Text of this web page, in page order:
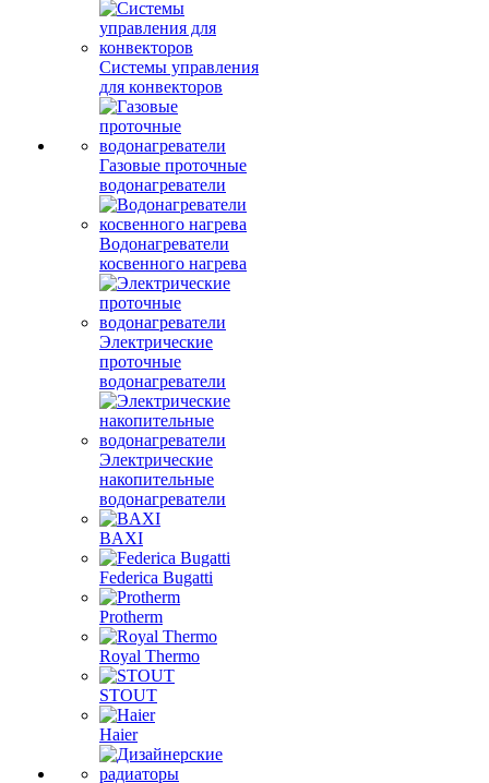
Системы управления
для конвекторов
Газовые проточные
водонагреватели
Водонагреватели
косвенного нагрева
Электрические
проточные
водонагреватели
Электрические
накопительные
водонагреватели
BAXI
Federica Bugatti
Protherm
Royal Thermo
STOUT
Haier